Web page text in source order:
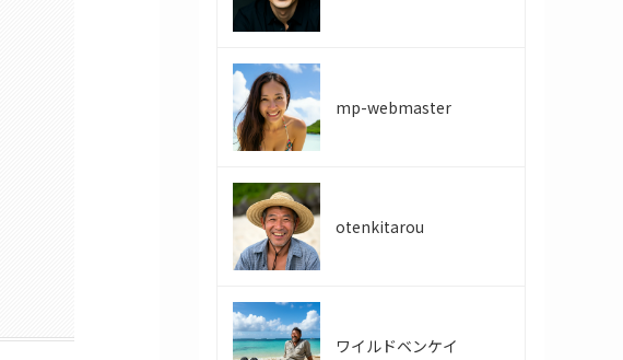
mp-webmaster
otenkitarou
ワイルドベンケイ